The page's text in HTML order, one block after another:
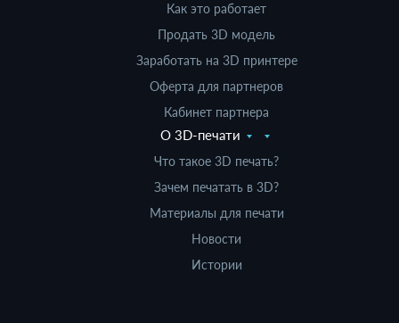
Как это работает
Продать 3D модель
Заработать на 3D принтере
Оферта для партнеров
Кабинет партнера
О 3D-печати
Что такое 3D печать?
Зачем печатать в 3D?
Материалы для печати
Новости
Истории